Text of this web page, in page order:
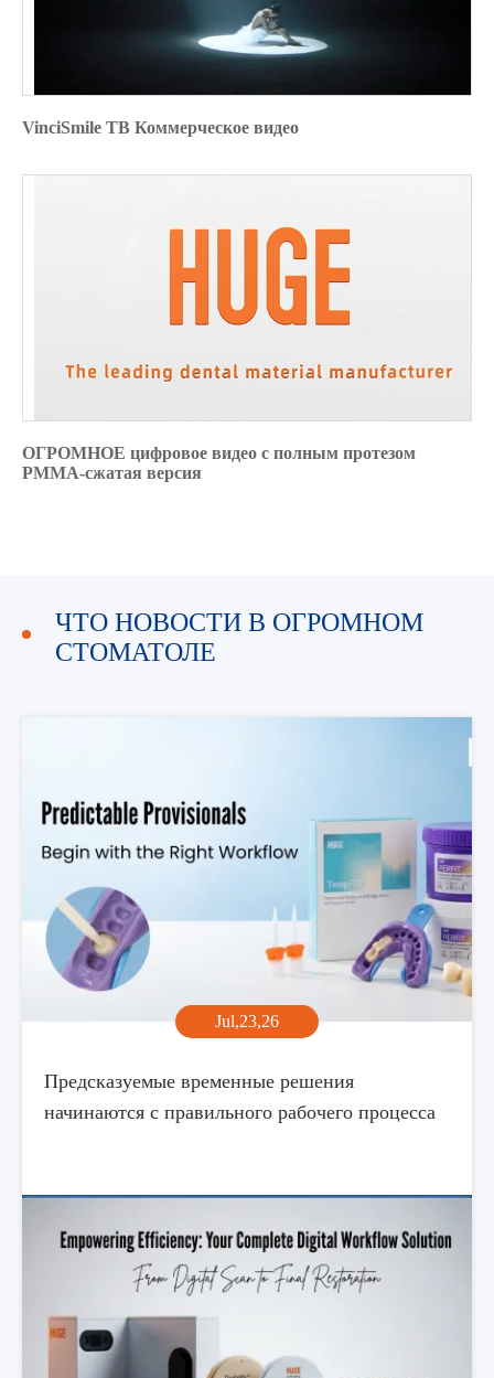
VinciSmile ТВ Коммерческое видео
ОГРОМНОЕ цифровое видео с полным протезом
PMMA-сжатая версия
ЧТО НОВОСТИ В ОГРОМНОМ
СТОМАТОЛЕ
Jul,23,26
Предсказуемые временные решения
начинаются с правильного рабочего процесса